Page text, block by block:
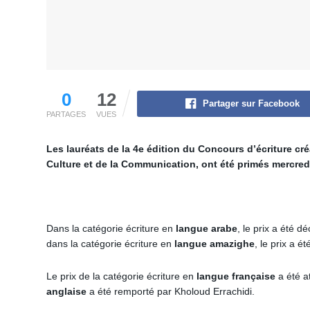
0
PARTAGES
12
VUES
Partager sur Facebook
Les lauréats de la 4e édition du Concours d’écriture
Culture et de la Communication, ont été primés
Dans la catégorie écriture en langue arabe, le prix a été
dans la catégorie écriture en langue amazighe, le prix a
Le prix de la catégorie écriture en langue française a été
anglaise a été remporté par Kholoud Errachidi.